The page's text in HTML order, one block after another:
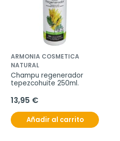
ARMONIA COSMETICA
NATURAL
Champu regenerador
tepezcohuite 250ml.
13,95 €
Añadir al carrito